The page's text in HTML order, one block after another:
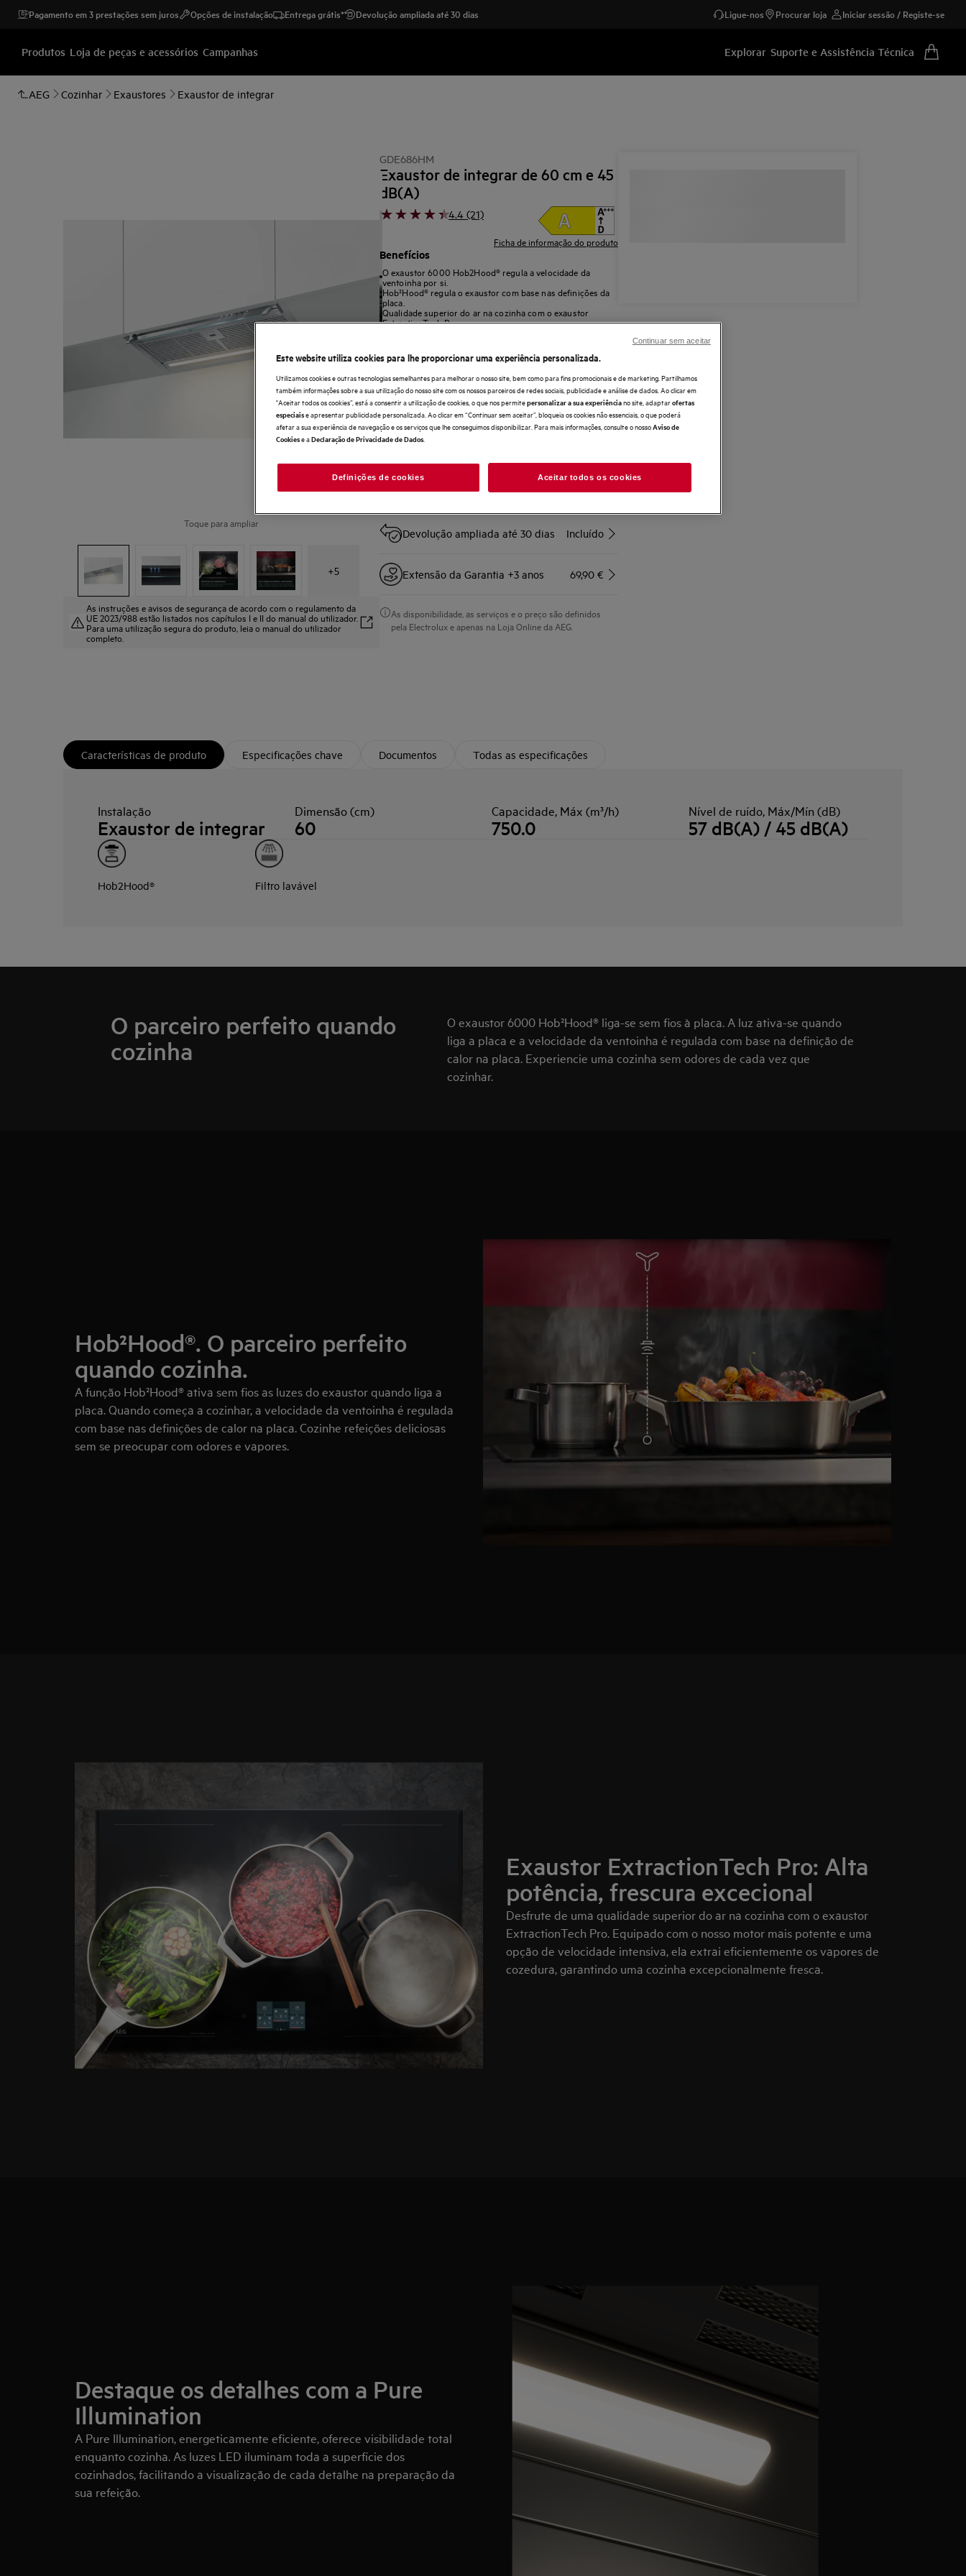
Pagamento em 3 prestações sem juros Opções de instalação Entrega grátis* Devolução ampliada até 30 dias Ligue-nos Procurar loja Iniciar sessão / Registe-se
Produtos Loja de peças e acessórios Campanhas Explorar Suporte e Assistência Técnica
AEG Cozinhar Exaustores Exaustor de integrar
Toque para ampliar
+5
As instruções e avisos de segurança de acordo com o regulamento da
UE 2023/988 estão listados nos capítulos I e II do manual do utilizador.
Para uma utilização segura do produto, leia o manual do utilizador
completo.
GDE686HM
Exaustor de integrar de 60 cm e 45
dB(A)
4.4 (21)
Ficha de informação do produto
Benefícios
O exaustor 6000 Hob2Hood® regula a velocidade da
ventoinha por si.
Hob²Hood® regula o exaustor com base nas definições da
placa.
Qualidade superior do ar na cozinha com o exaustor
ExtractionTech Pro.
Compre diretamente à AEG e obtenha*
Entrega ao domicílio Incluído
Não incluída a desinstalação de
placas a gás, fornos a gás e
Recolha e reciclagem do aparelho Incluído
Devolução ampliada até 30 dias Incluído
Extensão da Garantia +3 anos 69,90 €
As disponibilidade, as serviços e o preço são definidos
pela Electrolux e apenas na Loja Online da AEG.
Características de produto Especificações chave Documentos Todas as especificações
Instalação
Exaustor de integrar
Dimensão (cm)
60
Capacidade, Máx (m³/h)
750.0
Nível de ruído, Máx/Mín (dB)
57 dB(A) / 45 dB(A)
Hob2Hood® Filtro lavável
O parceiro perfeito quando
cozinha
O exaustor 6000 Hob²Hood® liga-se sem fios à placa. A luz ativa-se quando
liga a placa e a velocidade da ventoinha é regulada com base na definição de
calor na placa. Experiencie uma cozinha sem odores de cada vez que
cozinhar.
Hob²Hood®. O parceiro perfeito
quando cozinha.
A função Hob²Hood® ativa sem fios as luzes do exaustor quando liga a
placa. Quando começa a cozinhar, a velocidade da ventoinha é regulada
com base nas definições de calor na placa. Cozinhe refeições deliciosas
sem se preocupar com odores e vapores.
Exaustor ExtractionTech Pro: Alta
potência, frescura excecional
Desfrute de uma qualidade superior do ar na cozinha com o exaustor
ExtractionTech Pro. Equipado com o nosso motor mais potente e uma
opção de velocidade intensiva, ela extrai eficientemente os vapores de
cozedura, garantindo uma cozinha excepcionalmente fresca.
Destaque os detalhes com a Pure
Illumination
A Pure Illumination, energeticamente eficiente, oferece visibilidade total
enquanto cozinha. As luzes LED iluminam toda a superfície dos
cozinhados, facilitando a visualização de cada detalhe na preparação da
sua refeição.
Este website utiliza cookies para lhe proporcionar uma experiência personalizada.
Utilizamos cookies e outras tecnologias semelhantes para melhorar o nosso site, bem como para fins promocionais e de marketing. Partilhamos
também informações sobre a sua utilização do nosso site com os nossos parceiros de redes sociais, publicidade e análise de dados. Ao clicar em
"Aceitar todos os cookies”, está a consentir a utilização de cookies, o que nos permitepersonalizar a sua experiênciano site, adaptarofertas
especiaise apresentar publicidade personalizada. Ao clicar em “Continuar sem aceitar”, bloqueia os cookies não essenciais, o que poderá
afetar a sua experiência de navegação e os serviços que lhe conseguimos disponibilizar. Para mais informações, consulte o nossoAviso de
Cookiese aDeclaração de Privacidade de Dados
Definições de cookies Aceitar todos os cookies
Continuar sem aceitar